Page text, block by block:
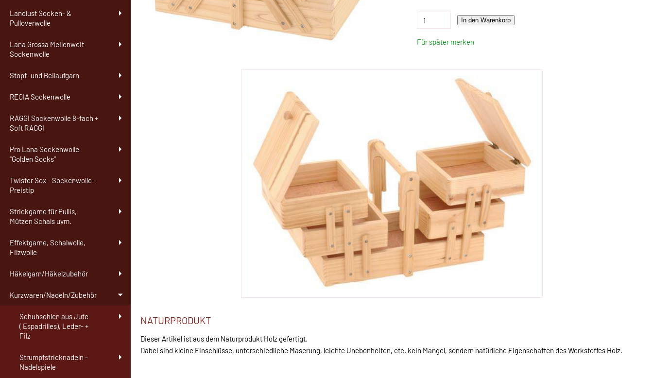
Landlust Socken- &
Pulloverwolle
Lana Grossa Meilenweit
Sockenwolle
Stopf- und Beilaufgarn
REGIA Sockenwolle
RAGGI Sockenwolle 8-fach +
Soft RAGGI
Pro Lana Sockenwolle
"Golden Socks"
Twister Sox - Sockenwolle -
Preistip
Strickgarne für Pullis,
Mützen Schals uvm.
Effektgarne, Schalwolle,
Filzwolle
Häkelgarn/Häkelzubehör
Kurzwaren/Nadeln/Zubehör
Schuhsohlen aus Jute
( Espadrilles), Leder- +
Filz
Strumpfstricknadeln -
Nadelspiele
In den Warenkorb
Für später merken
NATURPRODUKT
Dieser Artikel ist aus dem Naturprodukt Holz gefertigt.
Dabei sind kleine Einschlüsse, unterschiedliche Maserung, leichte Unebenheiten, etc. kein Mangel, sondern natürliche Eigenschaften des Werkstoffes Holz.